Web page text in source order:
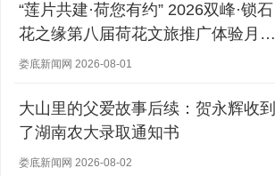
“莲片共建·荷您有约” 2026双峰·锁石
花之缘第八届荷花文旅推广体验月盛
大开幕
娄底新闻网 2026-08-01
大山里的父爱故事后续：贺永辉收到
了湖南农大录取通知书
娄底新闻网 2026-08-02